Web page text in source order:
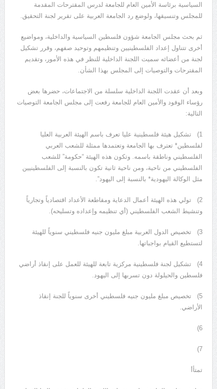
السياسية برئاسة الأمين العام للجامعة لدرس المقترحات المقدمة
للمجلس وتنسيقها، ولوضع رد الجامعة العربية على تقرير لجنة التحقيق.
ثم بحث مجلس الجامعة شؤون فلسطين السياسية والداخلية، ومواضيع
أخرى تتناول إعداد الفلسطينيين وتنظيمهم وتوحيد صفهم، وقرر تشكيل
لجنة من أعضائه سميت اللجنة الداخلية للنظر في هذه الأمور، وتقديم
المقترحات والتوصيات إلى المجلس بهذا الشأن.
وبعد أن عقدت اللجنة الداخلية سلسلة من الاجتماعات، حضرها بعض
رؤساء الوفود والأمين العام للجامعة رفعت إلى مجلس الجامعة التوصيات
التالية:
1) تشكيل هيئة فلسطينية عليا تعرف باسم الهيئة العربية العليا
لفلسطين* تعترف بها الجامعة وتعتمدها ممثلة للشعب العربي
الفلسطيني وناطقة باسمه. وتكون هذه الهيئة “حكومة” للشعب
الفلسطيني من ناحية، ومن ناحية ثانية تكون بالنسبة إلى الفلسطينيين
مثل الوكالة اليهودية* بالنسبة إلى اليهود”.
2) تولي هذه الهيئة أعمال الدعاية ومقاطعة الأعداد اقتصادياً وتجارياً
وتنشيط الشعب الفلسطيني (أي تنظيمه وإعداده وتسليحه).
3) تخصيص الدول العربية مبلغ مليون جنيه فلسطيني سنوياً للهيئة
لتستطيع القيام بواجباتها.
4) تشكيل لجنة فلسطينية مركزية تابعة للهيئة للعمل على إنقاذ أراضي
فلسطين والحيلولة دون تسربها إلى اليهود.
5) تخصيص مبلغ مليون جنيه فلسطيني أخرى سنوياً للجنة إنقاذ
الأراضي.
6)
7)
تمتأأ